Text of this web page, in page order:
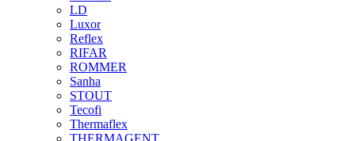
LD
Luxor
Reflex
RIFAR
ROMMER
Sanha
STOUT
Tecofi
Thermaflex
THERMAGENT